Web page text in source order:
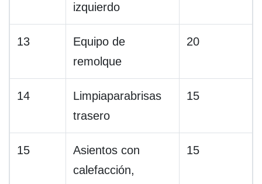
izquierdo
13
Equipo de
remolque
20
14
Limpiaparabrisas
trasero
15
15
Asientos con
calefacción,
15